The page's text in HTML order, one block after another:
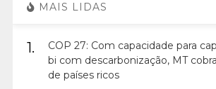
MAIS LIDAS
1.
COP 27: Com capacidade para
bi com descarbonização, MT
de países ricos